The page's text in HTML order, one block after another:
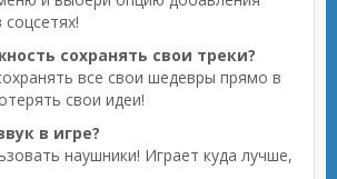
соцсетях!
сохранять свои треки?
все свои шедевры прямо в
свои идеи!
в игре?
наушники! Играет куда лучше,